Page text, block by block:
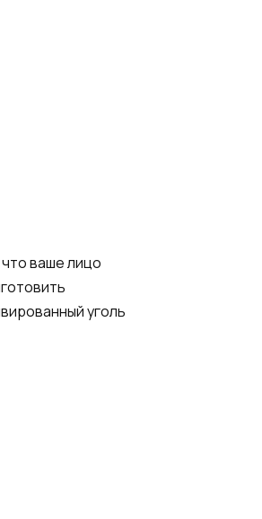
ваше лицо
уголь